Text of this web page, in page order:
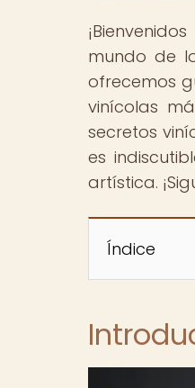
¡Bienvenidos
mundo de
ofrecemos
vinícolas
secretos
es
artística.
Índice